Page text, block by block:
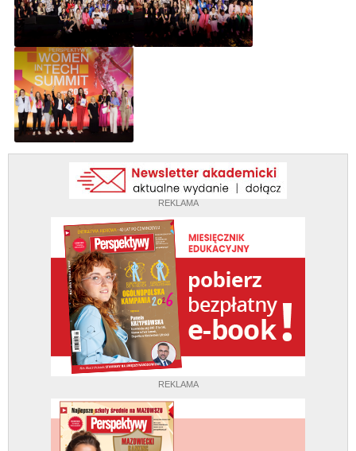
REKLAMA
REKLAMA